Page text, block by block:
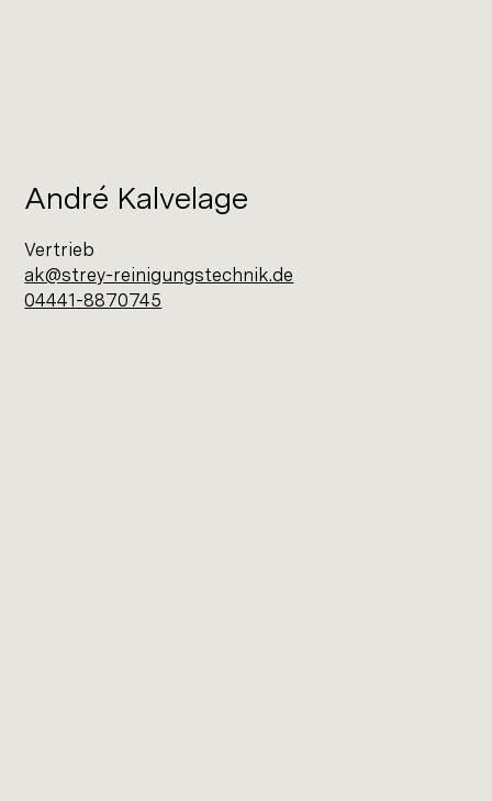
André Kalvelage
Vertrieb
ak@strey-reinigungstechnik.de
04441-8870745